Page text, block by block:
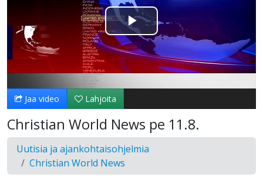
Toista
Video
Jaa video Lahjoita
Christian World News pe 11.8.
Uutisia ja ajankohtaisohjelmia
Christian World News